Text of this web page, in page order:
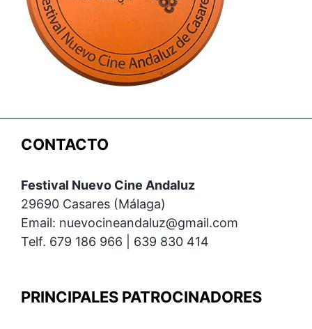
CONTACTO
Festival Nuevo Cine Andaluz
29690 Casares (Málaga)
Email: nuevocineandaluz@gmail.com
Telf. 679 186 966 | 639 830 414
PRINCIPALES PATROCINADORES